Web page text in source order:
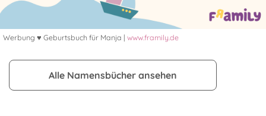
Werbung ♥ Geburtsbuch für Manja | www.framily.de
Alle Namensbücher ansehen